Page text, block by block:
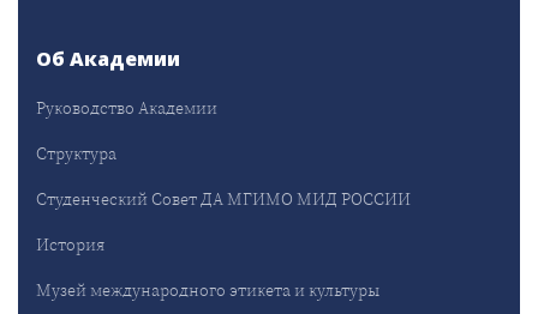
Об Академии
Руководство Академии
Структура
Студенческий Совет ДА МГИМО МИД РОССИИ
История
Музей международного этикета и культуры